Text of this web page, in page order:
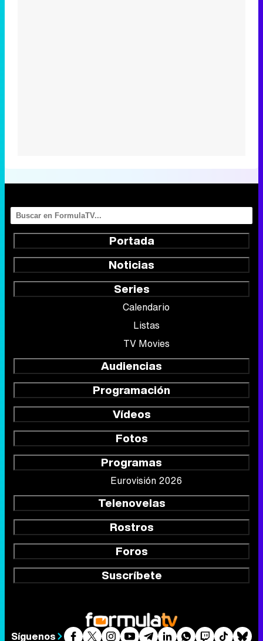
Portada
Noticias
Series
Calendario
Listas
TV Movies
Audiencias
Programación
Vídeos
Fotos
Programas
Eurovisión 2026
Telenovelas
Rostros
Foros
Suscríbete
Síguenos